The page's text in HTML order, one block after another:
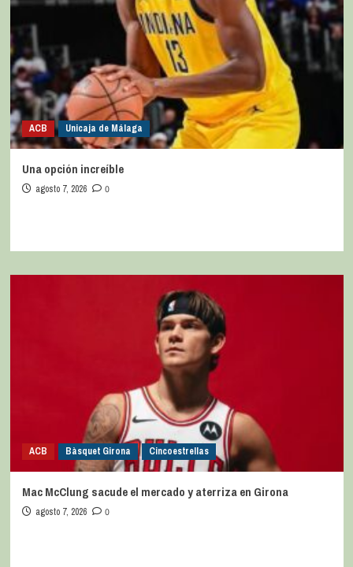
ACB Unicaja de Málaga
Una opción increíble
agosto 7, 2026 0
ACB Bàsquet Girona Cincoestrellas
Mac McClung sacude el mercado y aterriza en Girona
agosto 7, 2026 0